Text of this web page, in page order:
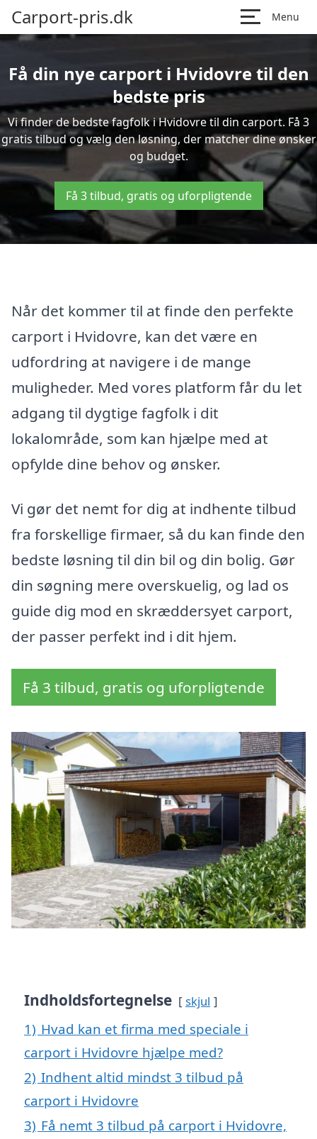
Carport-pris.dk Menu
Få din nye carport i Hvidovre til den
bedste pris
Vi finder de bedste fagfolk i Hvidovre til din carport. Få 3
gratis tilbud og vælg den løsning, der matcher dine ønsker
og budget.
Få 3 tilbud, gratis og uforpligtende
Når det kommer til at finde den perfekte
carport i Hvidovre, kan det være en
udfordring at navigere i de mange
muligheder. Med vores platform får du let
adgang til dygtige fagfolk i dit
lokalområde, som kan hjælpe med at
opfylde dine behov og ønsker.
Vi gør det nemt for dig at indhente tilbud
fra forskellige firmaer, så du kan finde den
bedste løsning til din bil og din bolig. Gør
din søgning mere overskuelig, og lad os
guide dig mod en skræddersyet carport,
der passer perfekt ind i dit hjem.
Få 3 tilbud, gratis og uforpligtende
Indholdsfortegnelse skjul
1) Hvad kan et firma med speciale i
carport i Hvidovre hjælpe med?
2) Indhent altid mindst 3 tilbud på
carport i Hvidovre
3) Få nemt 3 tilbud på carport i Hvidovre,